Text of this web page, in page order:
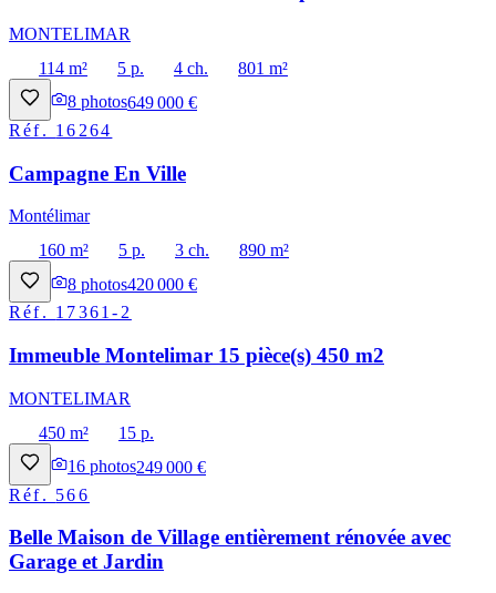
MONTELIMAR
114 m²
5 p. 4 ch.
801 m²
8 photos649 000 €
Réf. 16264
Campagne En Ville
Montélimar
160 m²
5 p. 3 ch.
890 m²
8 photos420 000 €
Réf. 17361-2
Immeuble Montelimar 15 pièce(s) 450 m2
MONTELIMAR
450 m²
15 p.
16 photos249 000 €
Réf. 566
Belle Maison de Village entièrement rénovée avec
Garage et Jardin